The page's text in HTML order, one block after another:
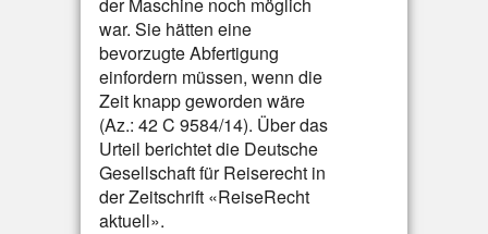
war. Sie hätten eine
bevorzugte Abfertigung
einfordern müssen, wenn die
Zeit knapp geworden wäre
(Az.: 42 C 9584/14). Über das
Urteil berichtet die Deutsche
Gesellschaft für Reiserecht in
der Zeitschrift «ReiseRecht
aktuell».